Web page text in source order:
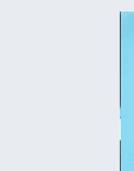
Gayrimenkul